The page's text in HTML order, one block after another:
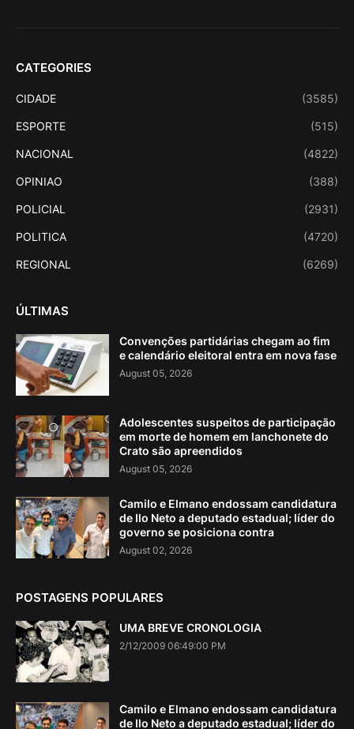
CATEGORIES
CIDADE (3585)
ESPORTE (515)
NACIONAL (4822)
OPINIAO (388)
POLICIAL (2931)
POLITICA (4720)
REGIONAL (6269)
ÚLTIMAS
Convenções partidárias chegam ao fim
e calendário eleitoral entra em nova fase
August 05, 2026
Adolescentes suspeitos de participação
em morte de homem em lanchonete do
Crato são apreendidos
August 05, 2026
Camilo e Elmano endossam candidatura
de Ilo Neto a deputado estadual; líder do
governo se posiciona contra
August 02, 2026
POSTAGENS POPULARES
UMA BREVE CRONOLOGIA
2/12/2009 06:49:00 PM
Camilo e Elmano endossam candidatura
de Ilo Neto a deputado estadual; líder do